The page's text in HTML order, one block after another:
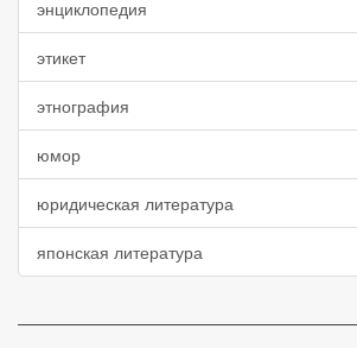
энциклопедия
этикет
этнография
юмор
юридическая литература
японская литература